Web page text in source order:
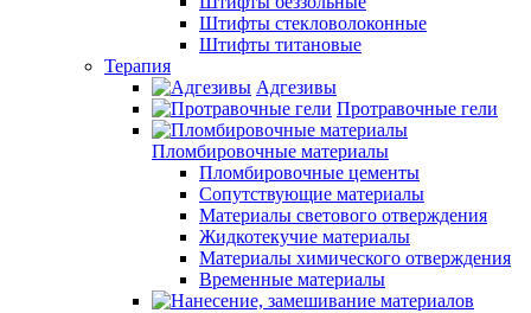
Штифты стекловолоконные
Штифты титановые
Терапия
Адгезивы
Протравочные гели
Пломбировочные материалы
Пломбировочные цементы
Сопутствующие материалы
Материалы светового отверждения
Жидкотекучие материалы
Материалы химического отверждения
Временные материалы